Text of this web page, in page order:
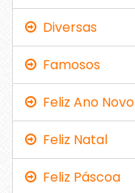
Diversas
Famosos
Feliz Ano Novo
Feliz Natal
Feliz Páscoa